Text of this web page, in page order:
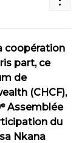
coopération
part, ce
de
(CHCF),
Assemblée
du
Nkana